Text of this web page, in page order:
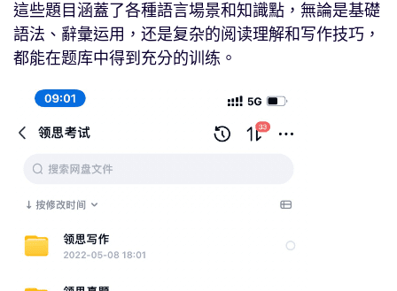
這些題目涵蓋了各種語言場景和知識點，無論是基礎
語法、辭彙运用，还是复杂的阅读理解和写作技巧，
都能在题库中得到充分的训练。